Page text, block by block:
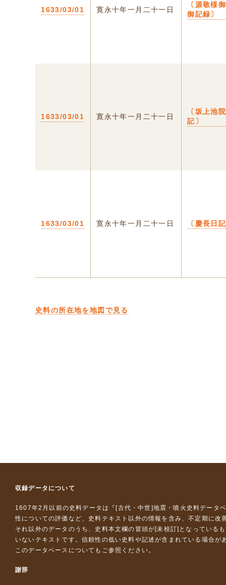
1633/03/01 寛永十年一月二十一日
〔源敬様
御記録〕
1633/03/01 寛永十年一月二十一日
〔坂上池
記〕
1633/03/01 寛永十年一月二十一日 〔慶長日
史料の所在地を地図で見る
収録データについて
1607年2月以前の史料データは『 [古代・中世]地震・噴火史料データ
性についての評価など、史料テキスト以外の情報を含み、不定期に改
それ以外のデータのうち、史料本文欄の冒頭が[未校訂]となっている
いないテキストです。信頼性の低い史料や記述が含まれている場合が
このデータベースについて もご参照ください。
謝辞